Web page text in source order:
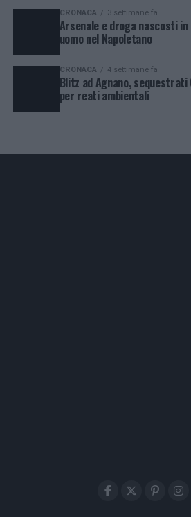
CRONACA 3 settimane fa
Arsenale e droga nascosti
uomo nel Napoletano
CRONACA 4 settimane fa
Blitz ad Agnano,
per reati ambientali